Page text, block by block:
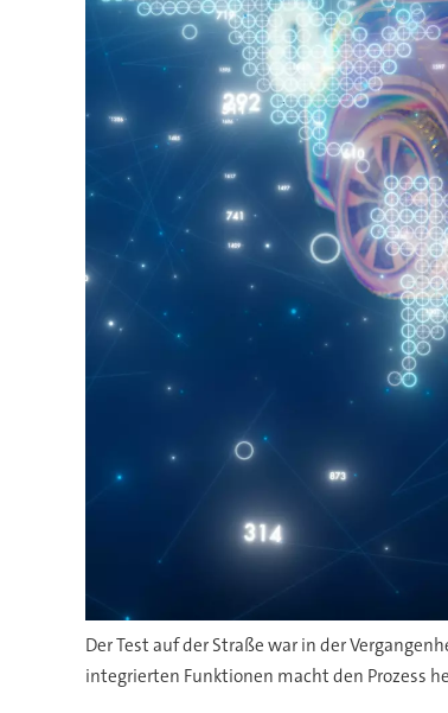
Der Test auf der Straße war in der
integrierten Funktionen macht den Prozess